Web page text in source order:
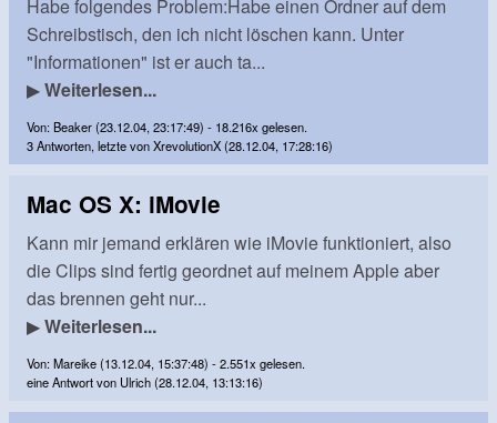
Habe folgendes Problem:Habe einen Ordner auf dem
Schreibstisch, den ich nicht löschen kann. Unter
"Informationen" ist er auch ta...
▶Weiterlesen...
Von: Beaker (23.12.04, 23:17:49) - 18.216x gelesen.
3 Antworten, letzte von XrevolutionX (28.12.04, 17:28:16)
Mac OS X: iMovie
Kann mir jemand erklären wie iMovie funktioniert, also
die Clips sind fertig geordnet auf meinem Apple aber
das brennen geht nur...
▶Weiterlesen...
Von: Mareike (13.12.04, 15:37:48) - 2.551x gelesen.
eine Antwort von Ulrich (28.12.04, 13:13:16)